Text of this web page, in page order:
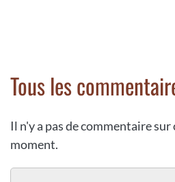
Tous les
Il n'y a pas de commentaire
moment.